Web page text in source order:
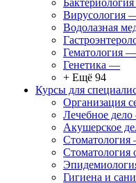
Бактериология
Вирусология
Водолазная
Гематология —
Генетика —
+ Ещё 94
Курсы для
Организация
Лечебное дело
Акушерское
Стоматология
Стоматология
Гигиена и